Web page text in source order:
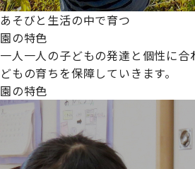
あそびと生活の中で育つ
園の特色
一人一人の子どもの発達と個性に
どもの育ちを保障していきます。
園の特色